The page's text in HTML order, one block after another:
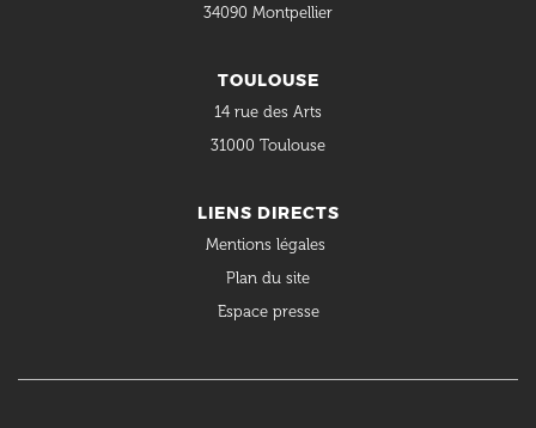
34090 Montpellier
TOULOUSE
14 rue des Arts
31000 Toulouse
LIENS DIRECTS
Mentions légales
Plan du site
Espace presse